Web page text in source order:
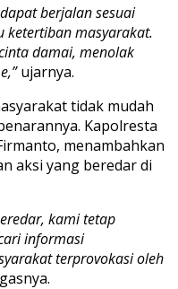
berjalan sesuai
ketertiban masyarakat.
damai, menolak
ujarnya.
tidak mudah
Kapolresta
menambahkan
aksi yang beredar di
kami tetap
informasi
terprovokasi oleh